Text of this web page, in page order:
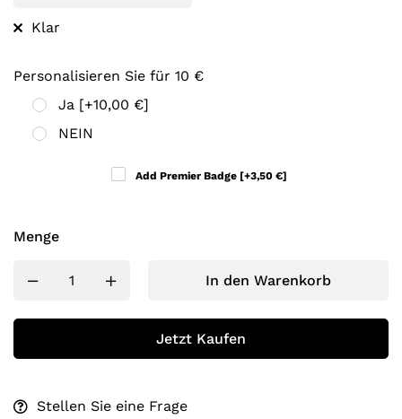
Klar
Personalisieren Sie für 10 €
Ja [+10,00 €]
NEIN
Add Premier Badge [+3,50 €]
Menge
In den Warenkorb
Jetzt Kaufen
Stellen Sie eine Frage